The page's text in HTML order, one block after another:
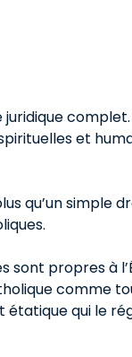
et
qu’un simple
propres à
comme
étatique qui le